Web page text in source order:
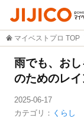
マイベストプロ TOP
雨でも、お
のためのレイ
2025-06-17
カテゴリ： くらし